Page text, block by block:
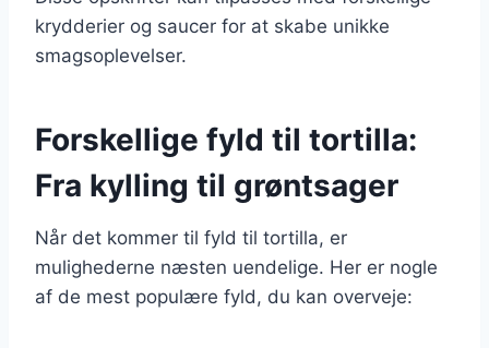
krydderier og saucer for at skabe unikke
smagsoplevelser.
Forskellige fyld til tortilla:
Fra kylling til grøntsager
Når det kommer til fyld til tortilla, er
mulighederne næsten uendelige. Her er nogle
af de mest populære fyld, du kan overveje: